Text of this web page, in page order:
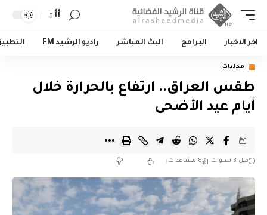
أأ
اخر الاخبار البرامج البث المباشر راديو الرشيد FM
محليات
طقس العراق.. ارتفاع بالحرارة خلال
أيام عيد الأضحى
قبل 3 سنوات 8 مشاهدات